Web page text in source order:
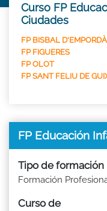
Curso FP
Ciudades
FP BISBAL
FP FIGUERES
FP OLOT
FP SANT FELIU DE
FP Educación
Tipo de formación
Formación
Curso de